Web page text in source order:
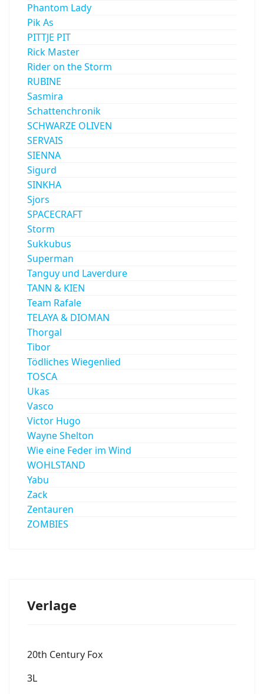
Phantom Lady
Pik As
PITTJE PIT
Rick Master
Rider on the Storm
RUBINE
Sasmira
Schattenchronik
SCHWARZE OLIVEN
SERVAIS
SIENNA
Sigurd
SINKHA
Sjors
SPACECRAFT
Storm
Sukkubus
Superman
Tanguy und Laverdure
TANN & KIEN
Team Rafale
TELAYA & DIOMAN
Thorgal
Tibor
Tödliches Wiegenlied
TOSCA
Ukas
Vasco
Victor Hugo
Wayne Shelton
Wie eine Feder im Wind
WOHLSTAND
Yabu
Zack
Zentauren
ZOMBIES
Verlage
20th Century Fox
3L